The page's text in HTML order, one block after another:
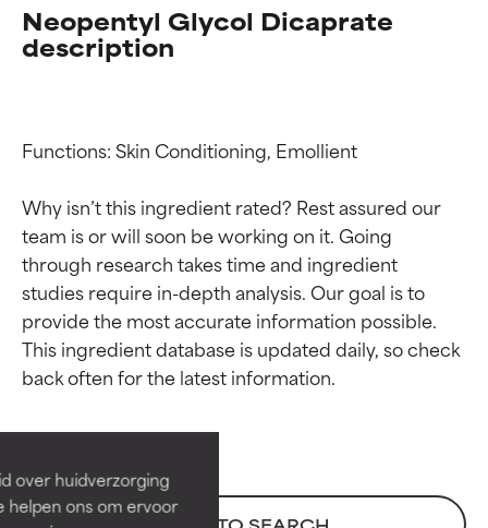
over huidverzorging
helpen ons om ervoor
Neopentyl Glycol Dicaprate
description
Functions: Skin Conditioning, Emollient
Why isn’t this ingredient rated? Rest assured our
team is or will soon be working on it. Going
through research takes time and ingredient
studies require in-depth analysis. Our goal is to
provide the most accurate information possible.
This ingredient database is updated daily, so check
Beoordelingen van
ingrediënten
Bewezen en ondersteund door
onafhankelijk onderzoek.
Beoordelingen van
ingrediënten
Bewezen en ondersteund door
onafhankelijk onderzoek.